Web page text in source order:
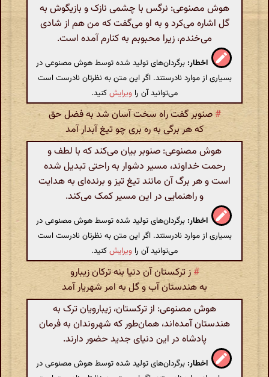
هوش مصنوعی: نرگس با چشمی نازک و بازیگوش به
گل اشاره می‌کرد و به او می‌گفت که من هم از شادی
می‌خندم، زیرا محبوبم به کنارم آمده است.
اخطار: برگردان‌های تولید شده توسط هوش مصنوعی در
بسیاری از موارد نادرستند. اگر این متن به نظرتان نادرست است
می‌توانید آن را ویرایشکنید.
# صنوبر گفت راه سخت آسان شد به فضل حق
که هر برگی به ره بری چو تیغ آبدار آمد
هوش مصنوعی: صنوبر بیان می‌کند که با لطف و
رحمت خداوند، مسیر دشوار به راحتی تبدیل شده
است و هر برگ آن مانند تیغ تیز و برنده‌ای به هدایت
و راهنمایی در این مسیر کمک می‌کند.
اخطار: برگردان‌های تولید شده توسط هوش مصنوعی در
بسیاری از موارد نادرستند. اگر این متن به نظرتان نادرست است
می‌توانید آن را ویرایشکنید.
# ز ترکستان آن دنیا بنه ترکان زیبارو
به هندستان آب و گل به امر شهریار آمد
هوش مصنوعی: از ترکستان، زیبارویان ترک به
هندستان آمده‌اند، همان‌طور که شهروندان به فرمان
پادشاه در این دنیای جدید حضور دارند.
اخطار: برگردان‌های تولید شده توسط هوش مصنوعی در